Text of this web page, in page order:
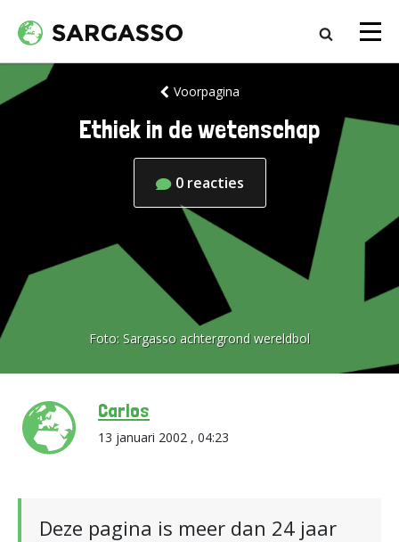
Voorpagina
Ethiek in de wetenschap
0 reacties
Foto: Sargasso achtergrond wereldbol
Carlos
13 januari 2002 , 04:23
Deze pagina is meer dan 24 jaar